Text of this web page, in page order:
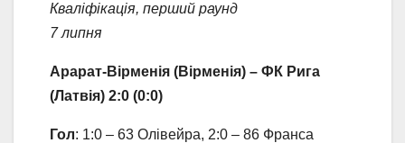
Кваліфікація, перший раунд
7 липня
Арарат-Вірменія (Вірменія) – ФК Рига
(Латвія) 2:0 (0:0)
Гол: 1:0 – 63 Олівейра, 2:0 – 86 Франса